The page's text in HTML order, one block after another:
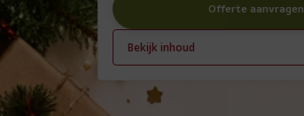
Offerte aanvragen
Bekijk inhoud